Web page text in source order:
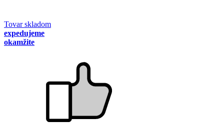
Tovar skladom
expedujeme
okamžite